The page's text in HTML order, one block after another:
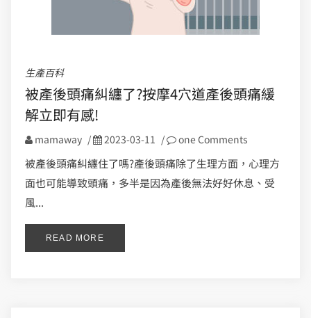
生產百科
被產後頭痛糾纏了?按摩4穴道產後頭痛緩
解立即有感!
mamaway / 2023-03-11 / one Comments
被產後頭痛糾纏住了嗎?產後頭痛除了生理方面，心理方
面也可能導致頭痛，多半是因為產後無法好好休息、受
風...
READ MORE